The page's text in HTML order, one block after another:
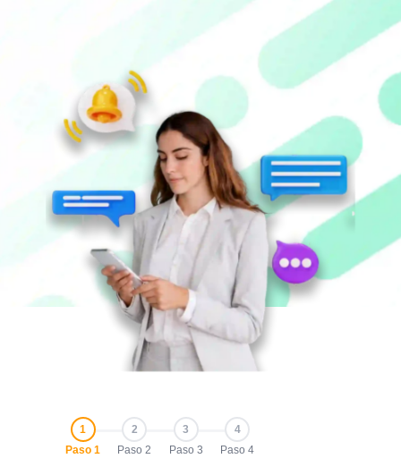
1
Paso 1
2
Paso 2
3
Paso 3
4
Paso 4